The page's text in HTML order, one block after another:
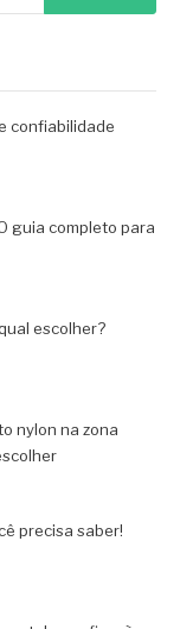
confiabilidade
guia completo para
escolher?
nylon na zona
precisa saber!